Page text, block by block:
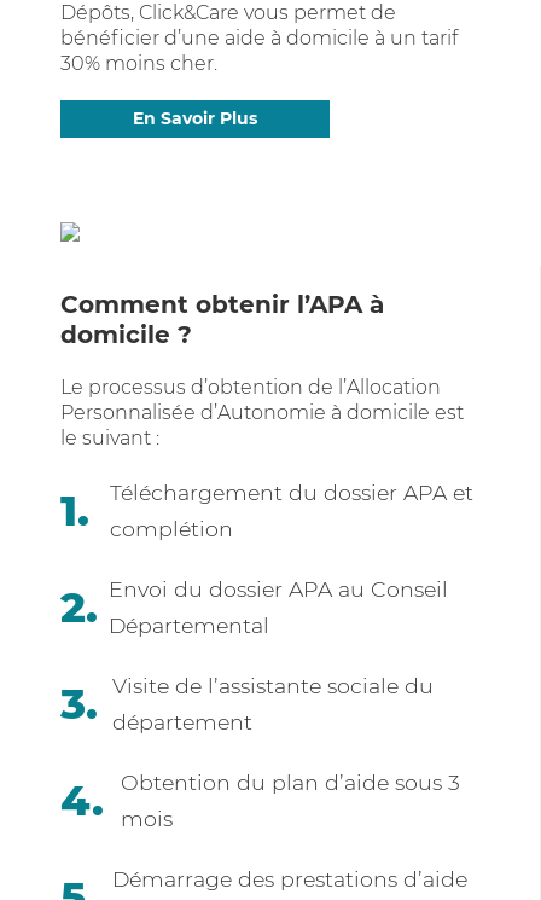
Dépôts, Click&Care vous permet de
bénéficier d’une aide à domicile à un tarif
30% moins cher.
En Savoir Plus
Comment obtenir l’APA à
domicile ?
Le processus d’obtention de l’Allocation
Personnalisée d’Autonomie à domicile est
le suivant :
Téléchargement du dossier APA et
complétion
Envoi du dossier APA au Conseil
Départemental
Visite de l’assistante sociale du
département
Obtention du plan d’aide sous 3
mois
Démarrage des prestations d’aide